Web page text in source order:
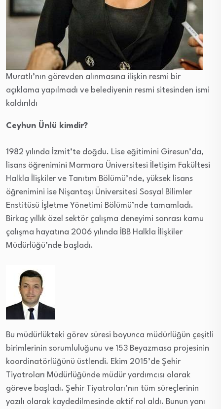
Muratlı’nın görevden alınmasına ilişkin resmi bir
açıklama yapılmadı ve belediyenin resmi sitesinden ismi
kaldırıldı
Ceyhun Ünlü kimdir?
1982 yılında İzmit’te doğdu. Lise eğitimini Giresun’da,
lisans öğrenimini Marmara Üniversitesi İletişim Fakültesi
Halkla İlişkiler ve Tanıtım Bölümü’nde, yüksek lisans
öğrenimini ise Nişantaşı Üniversitesi Sosyal Bilimler
Enstitüsü İşletme Yönetimi Bölümü’nde tamamladı.
Birkaç yıllık özel sektör çalışma deneyimi sonrası kamu
çalışma hayatına 2006 yılında İBB Halkla İlişkiler
Müdürlüğü’nde başladı.
Bu müdürlükteki görev süresi boyunca müdürlüğün çeşitli
birimlerinin sorumluluğunu ve 153 Beyazmasa projesinin
koordinatörlüğünü üstlendi. Ekim 2015’de Şehir
Tiyatroları Müdürlüğünde müdür yardımcısı olarak
göreve başladı. Şehir Tiyatroları’nın tüm süreçlerinin
yazılı olarak kaydedilmesinde aktif rol aldı. Bunun yanı